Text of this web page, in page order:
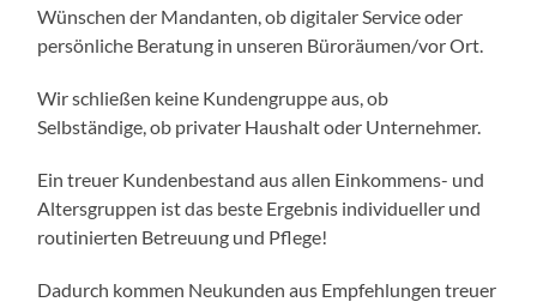
Wünschen der Mandanten, ob digitaler Service oder
persönliche Beratung in unseren Büroräumen/vor Ort.
Wir schließen keine Kundengruppe aus, ob
Selbständige, ob privater Haushalt oder Unternehmer.
Ein treuer Kundenbestand aus allen Einkommens- und
Altersgruppen ist das beste Ergebnis individueller und
routinierten Betreuung und Pflege!
Dadurch kommen Neukunden aus Empfehlungen treuer